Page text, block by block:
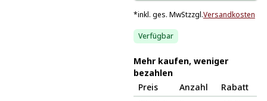
*inkl. ges. MwStzzgl.Versandkosten
Verfügbar
Mehr kaufen, weniger
bezahlen
Preis
Anzahl
Rabatt